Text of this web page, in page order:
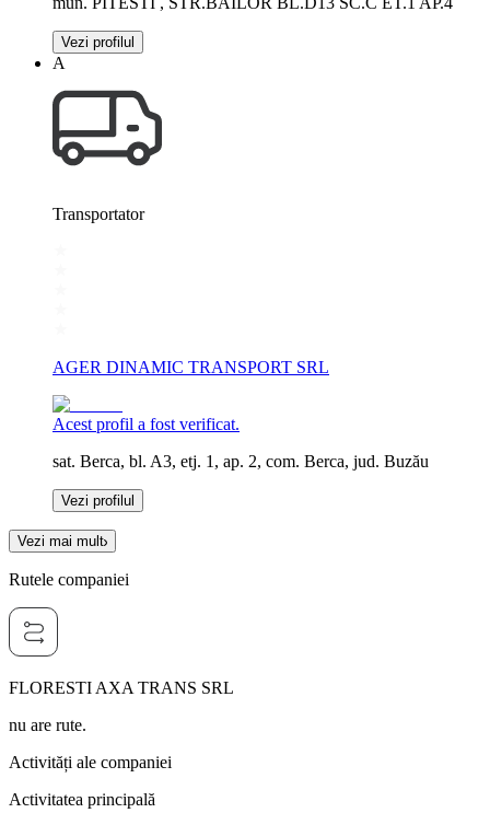
Vezi profilul
A
Transportator
AGER DINAMIC TRANSPORT SRL
Acest profil a fost verificat.
sat. Berca, bl. A3, etj. 1, ap. 2, com. Berca, jud. Buzău
Vezi profilul
Vezi mai mult
Rutele companiei
FLORESTI AXA TRANS SRL
nu are rute.
Activități ale companiei
Activitatea principală